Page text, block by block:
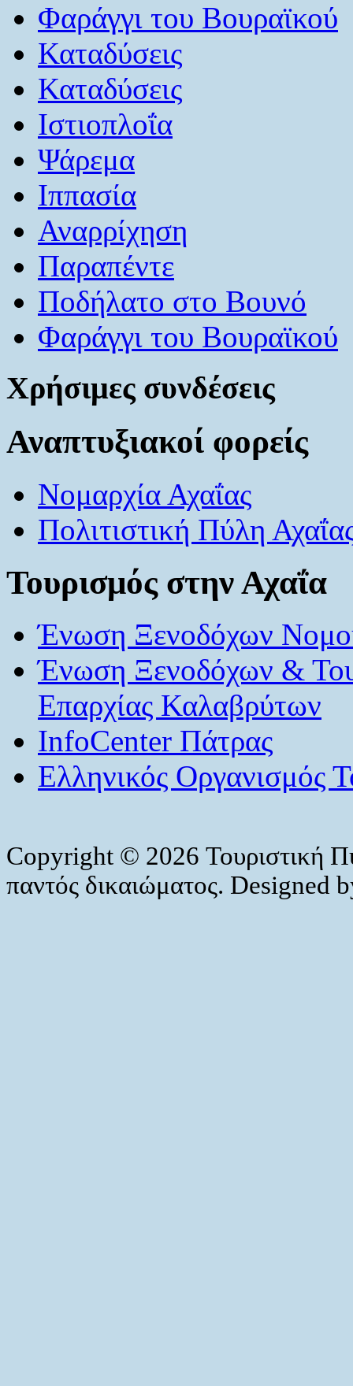
Φαράγγι του Βουραϊκού
Καταδύσεις
Καταδύσεις
Ιστιοπλοΐα
Ψάρεμα
Ιππασία
Αναρρίχηση
Παραπέντε
Ποδήλατο στο Βουνό
Φαράγγι του Βουραϊκού
Χρήσιμες συνδέσεις
Αναπτυξιακοί φορείς
Νομαρχία Αχαΐας
Πολιτιστική Πύλη
Τουρισμός στην Αχαΐα
Ένωση Ξενοδόχων
Ένωση Ξενοδόχων &
Επαρχίας Καλαβρύτων
InfoCenter Πάτρας
Ελληνικός Οργανισμός
Copyright © 2026 Τουριστική
παντός δικαιώματος. Designed